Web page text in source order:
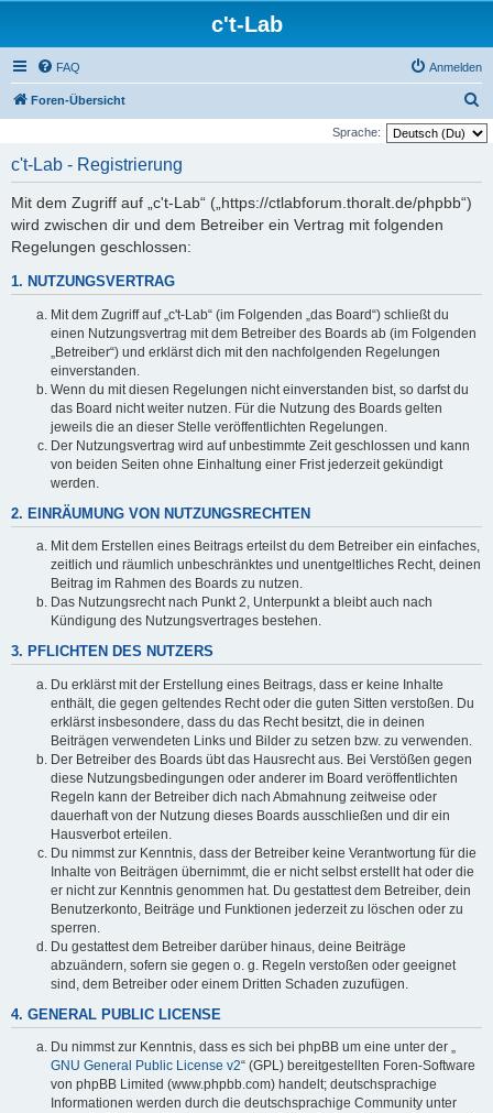
c't-Lab
FAQ Anmelden
Foren-Übersicht
u
Sprache:
c't-Lab - Registrierung
Mit dem Zugriff auf „c't-Lab“ („https://ctlabforum.thoralt.de/phpbb“)
wird zwischen dir und dem Betreiber ein Vertrag mit folgenden
Regelungen geschlossen:
1. NUTZUNGSVERTRAG
Mit dem Zugriff auf „c't-Lab“ (im Folgenden „das Board“) schließt du
einen Nutzungsvertrag mit dem Betreiber des Boards ab (im Folgenden
„Betreiber“) und erklärst dich mit den nachfolgenden Regelungen
einverstanden.
Wenn du mit diesen Regelungen nicht einverstanden bist, so darfst du
das Board nicht weiter nutzen. Für die Nutzung des Boards gelten
jeweils die an dieser Stelle veröffentlichten Regelungen.
Der Nutzungsvertrag wird auf unbestimmte Zeit geschlossen und kann
von beiden Seiten ohne Einhaltung einer Frist jederzeit gekündigt
werden.
2. EINRÄUMUNG VON NUTZUNGSRECHTEN
Mit dem Erstellen eines Beitrags erteilst du dem Betreiber ein einfaches,
zeitlich und räumlich unbeschränktes und unentgeltliches Recht, deinen
Beitrag im Rahmen des Boards zu nutzen.
Das Nutzungsrecht nach Punkt 2, Unterpunkt a bleibt auch nach
Kündigung des Nutzungsvertrages bestehen.
3. PFLICHTEN DES NUTZERS
Du erklärst mit der Erstellung eines Beitrags, dass er keine Inhalte
enthält, die gegen geltendes Recht oder die guten Sitten verstoßen. Du
erklärst insbesondere, dass du das Recht besitzt, die in deinen
Beiträgen verwendeten Links und Bilder zu setzen bzw. zu verwenden.
Der Betreiber des Boards übt das Hausrecht aus. Bei Verstößen gegen
diese Nutzungsbedingungen oder anderer im Board veröffentlichten
Regeln kann der Betreiber dich nach Abmahnung zeitweise oder
dauerhaft von der Nutzung dieses Boards ausschließen und dir ein
Hausverbot erteilen.
Du nimmst zur Kenntnis, dass der Betreiber keine Verantwortung für die
Inhalte von Beiträgen übernimmt, die er nicht selbst erstellt hat oder die
er nicht zur Kenntnis genommen hat. Du gestattest dem Betreiber, dein
Benutzerkonto, Beiträge und Funktionen jederzeit zu löschen oder zu
sperren.
Du gestattest dem Betreiber darüber hinaus, deine Beiträge
abzuändern, sofern sie gegen o. g. Regeln verstoßen oder geeignet
sind, dem Betreiber oder einem Dritten Schaden zuzufügen.
4. GENERAL PUBLIC LICENSE
Du nimmst zur Kenntnis, dass es sich bei phpBB um eine unter der „
GNU General Public License v2“ (GPL) bereitgestellten Foren-Software
von phpBB Limited (www.phpbb.com) handelt; deutschsprachige
Informationen werden durch die deutschsprachige Community unter